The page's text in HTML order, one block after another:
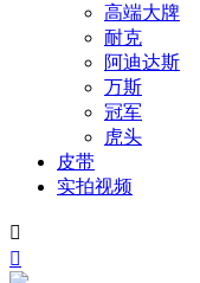
高端大牌
耐克
阿迪达斯
万斯
冠军
虎头
皮带
实拍视频

